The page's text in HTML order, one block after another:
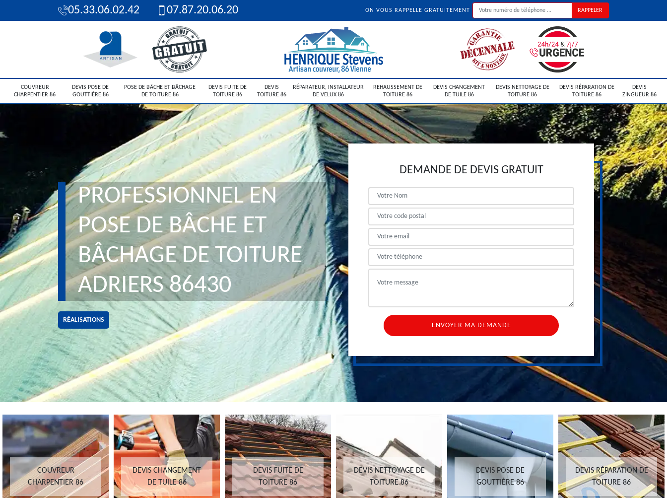
05.33.06.02.42 07.87.20.06.20 ON VOUS RAPPELLE GRATUITEMENT
COUVREUR
CHARPENTIER 86
DEVIS POSE DE
GOUTTIÈRE 86
POSE DE BÂCHE ET BÂCHAGE
DE TOITURE 86
DEVIS FUITE DE
TOITURE 86
DEVIS
TOITURE 86
RÉPARATEUR, INSTALLATEUR
DE VELUX 86
REHAUSSEMENT DE
TOITURE 86
DEVIS CHANGEMENT
DE TUILE 86
DEVIS NETTOYAGE DE
TOITURE 86
DEVIS RÉPARATION DE
TOITURE 86
DEVIS
ZINGUEUR 86
PROFESSIONNEL EN
POSE DE BÂCHE ET
BÂCHAGE DE TOITURE
ADRIERS 86430
RÉALISATIONS
DEMANDE DE DEVIS GRATUIT
COUVREUR
CHARPENTIER 86
DEVIS CHANGEMENT
DE TUILE 86
DEVIS FUITE DE
TOITURE 86
DEVIS NETTOYAGE DE
TOITURE 86
DEVIS POSE DE
GOUTTIÈRE 86
DEVIS RÉPARATION DE
TOITURE 86